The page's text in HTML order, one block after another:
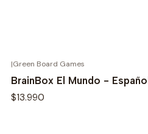
|Green Board Games
BrainBox El Mundo - Español
$13.990